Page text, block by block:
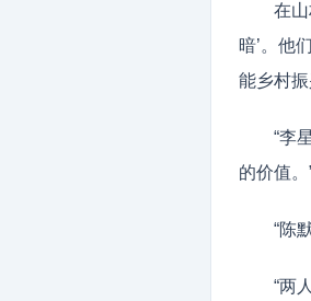
在
暗’。他
能乡村振
“李
的价值。
“陈
“两